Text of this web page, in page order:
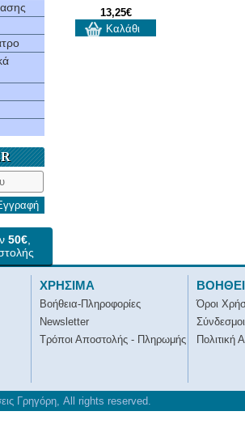
50€
13,25€
Καλάθι
ΧΡΗΣΙΜΑ
Βοήθεια-Πληροφορίες
Newsletter
Τρόποι Αποστολής - Πληρωμής
Όροι
Σύνδεσμοι
Πολιτική
Γρηγόρη, All rights reserved.